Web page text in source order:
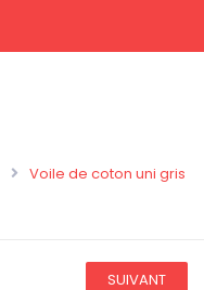
Voile de coton uni gris
SUIVANT